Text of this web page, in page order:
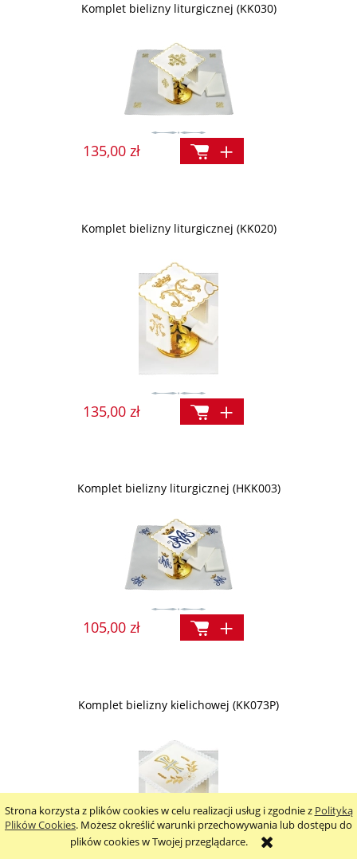
Strona korzysta z plików cookies w celu realizacji usług i zgodnie z Polityką
Plików Cookies. Możesz określić warunki przechowywania lub dostępu do
plików cookies w Twojej przeglądarce.
Komplet bielizny liturgicznej (KK030)
135,00 zł
Komplet bielizny liturgicznej (KK020)
135,00 zł
Komplet bielizny liturgicznej (HKK003)
105,00 zł
Komplet bielizny kielichowej (KK073P)